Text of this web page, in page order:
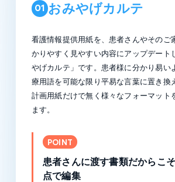
01 おみやげカルテ
看護情報提供用紙を、患者さんやそのご
かりやすく見やすい内容にアップデート
やげカルテ」です。患者様に分かり易い
療用語を可能な限り平易な言葉に置き換
計画用紙だけで無く様々なフォーマット
ます。
POINT
患者さんに渡す書類だからこ
点で編集